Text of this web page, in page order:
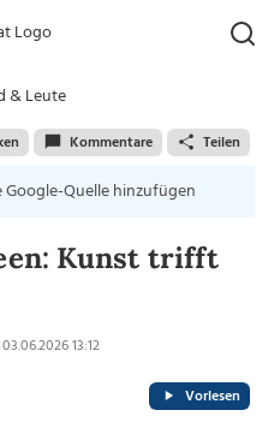
& Leute
Kommentare Teilen
Quelle hinzufügen
Kunst trifft
13:12
Vorlesen